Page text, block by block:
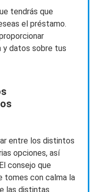
tendrás que
el préstamo.
y datos sobre tus
entre los distintos
opciones, así
consejo que
tomes con calma la
las distintas